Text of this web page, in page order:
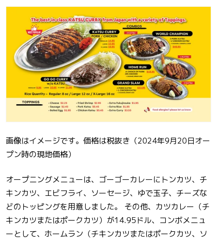
画像はイメージです。価格は税抜き（2024年9月20日オー
プン時の現地価格）
オープニングメニューは、ゴーゴーカレーにトンカツ、チ
キンカツ、エビフライ、ソーセージ、ゆで玉子、チーズな
どのトッピングを用意しました。 その他、カツカレー（チ
キンカツまたはポークカツ）が14.95ドル、コンボメニュ
ーとして、ホームラン（チキンカツまたはポークカツ、ソ